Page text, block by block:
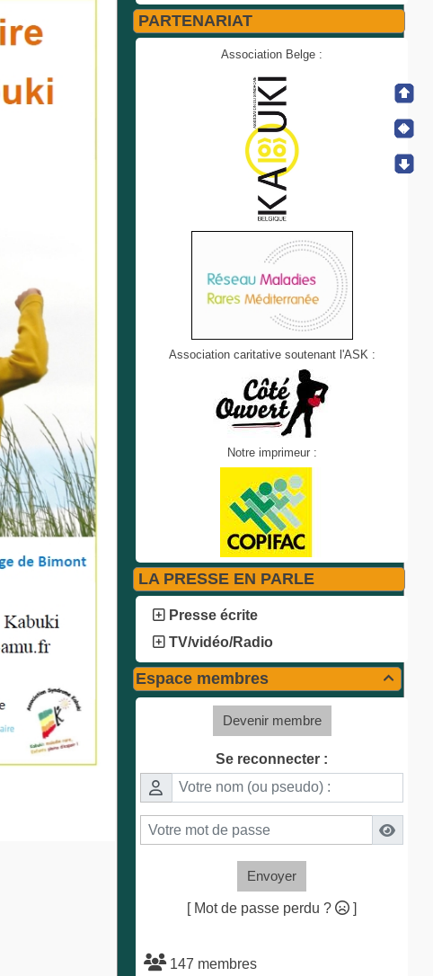
PARTENARIAT
Association Belge :
Association caritative soutenant l'ASK :
Notre imprimeur :
LA PRESSE EN PARLE
Presse écrite
TV/vidéo/Radio

Espace membres
Devenir membre
Se reconnecter :
Envoyer
[ Mot de passe perdu ? ]
147 membres